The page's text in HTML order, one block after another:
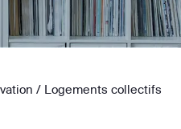
/ Logements collectifs